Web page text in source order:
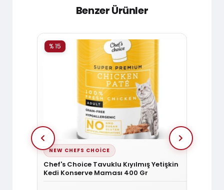
Benzer Ürünler
NEW CHEFS CHOICE
Chef's Choice Tavuklu Kıyılmış Yetişkin
Kedi Konserve Maması 400 Gr
% 15